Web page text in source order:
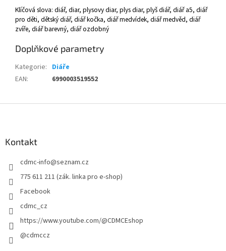
Klíčová slova: diář, diar, plysovy diar, plys diar, plyš diář, diář a5, diář
pro děti, dětský diář, diář kočka, diář medvídek, diář medvěd, diář
zvíře, diář barevný, diář ozdobný
Doplňkové parametry
Kategorie: Diáře
EAN: 6990003519552
Kontakt
cdmc-info@seznam.cz
775 611 211 (zák. linka pro e-shop)
Facebook
cdmc_cz
https://www.youtube.com/@CDMCEshop
@cdmccz